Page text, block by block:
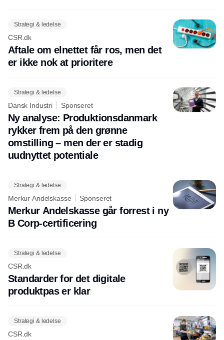
Strategi & ledelse
CSR.dk
Aftale om elnettet får ros, men det
er ikke nok at prioritere
Strategi & ledelse
Dansk Industri Sponseret
Ny analyse: Produktionsdanmark
rykker frem på den grønne
omstilling – men der er stadig
uudnyttet potentiale
Strategi & ledelse
Merkur Andelskasse Sponseret
Merkur Andelskasse går forrest i ny
B Corp-certificering
Strategi & ledelse
CSR.dk
Standarder for det digitale
produktpas er klar
Strategi & ledelse
CSR.dk